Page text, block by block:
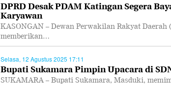
DPRD Desak PDAM Katingan Segera
Karyawan
KASONGAN – Dewan Perwakilan Rakyat Daerah
memberikan…
Selasa, 12 Agustus 2025 17:11
Bupati Sukamara Pimpin Upacara di
SUKAMARA – Bupati Sukamara, Masduki,